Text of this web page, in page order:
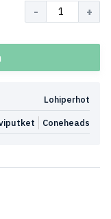
Lohiperhot
Coneheads